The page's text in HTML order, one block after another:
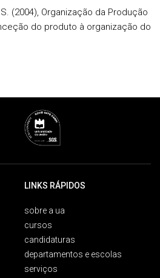
(2004), Organização da Produção
do produto à organização do
LINKS RÁPIDOS
sobre a ua
cursos
candidaturas
departamentos e escolas
serviços